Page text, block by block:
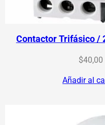
Contactor Trifásico /
$40,00
Añadir al